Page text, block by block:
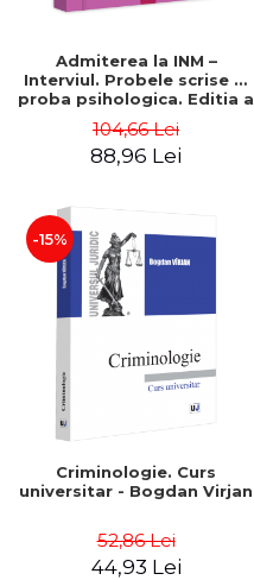
Admiterea la INM –
Interviul. Probele scrise si
proba psihologica. Editia a
Laura Cristina Neamt , Ioan
Ilies Neamt
104,66 Lei
88,96 Lei
-15%
Criminologie. Curs
universitar - Bogdan Virjan
52,86 Lei
44,93 Lei